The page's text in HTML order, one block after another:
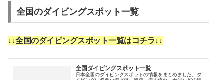
全国のダイビングスポット一覧
↓↓全国のダイビングスポット一覧はコチラ↓↓
全国ダイビングスポット一覧
日本全国のダイビングスポットの情報をまとめました。ダ